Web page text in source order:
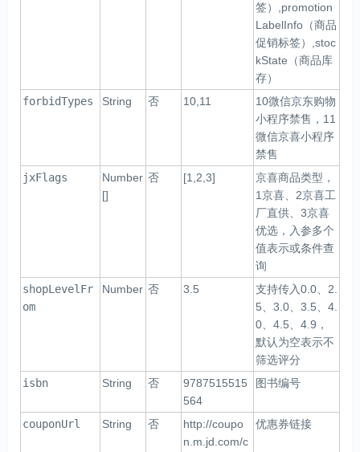
签）,promotion
LabelInfo（商品
促销标签）,stoc
kState（商品库
存）
forbidTypes
String 否 10,11
10微信京东购物
小程序禁售，11
微信京喜小程序
禁售
jxFlags
Number
[]
否 [1,2,3]
京喜商品类型，
1京喜、2京喜工
厂直供、3京喜
优选，入参多个
值表示或条件查
询
shopLevelFr
om
Number 否 3.5
支持传入0.0、2.
5、3.0、3.5、4.
0、4.5、4.9，
默认为空表示不
筛选评分
isbn
String 否
9787515515
564
图书编号
couponUrl String 否
http://coupo
n.m.jd.com/c
优惠券链接